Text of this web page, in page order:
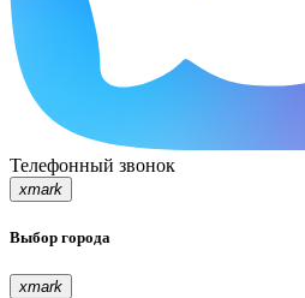
Телефонный звонок
xmark
Выбор города
xmark